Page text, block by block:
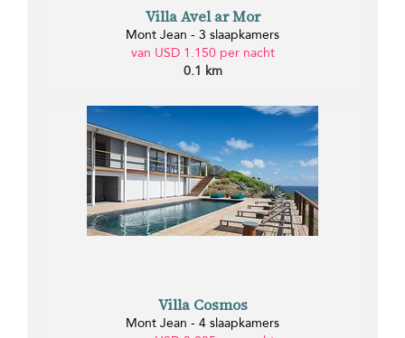
Villa Avel ar Mor
Mont Jean - 3 slaapkamers
van USD 1.150 per nacht
0.1 km
Villa Cosmos
Mont Jean - 4 slaapkamers